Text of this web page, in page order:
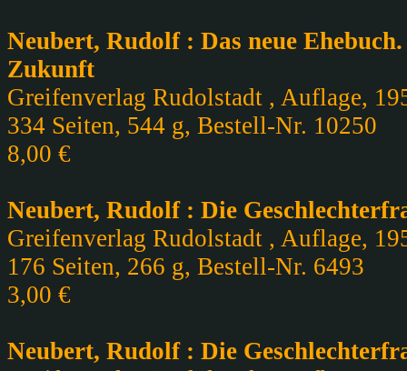
Neubert, Rudolf : Das neue
Zukunft
Greifenverlag Rudolstadt , Auflage,
334 Seiten, 544 g, Bestell-Nr. 10250
8,00 €
Neubert, Rudolf : Die
Greifenverlag Rudolstadt , Auflage,
176 Seiten, 266 g, Bestell-Nr. 6493
3,00 €
Neubert, Rudolf : Die